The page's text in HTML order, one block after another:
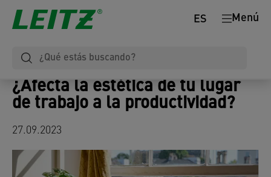
Menú
ES
¿Afecta la estética de tu lugar
de trabajo a la productividad?
27.09.2023